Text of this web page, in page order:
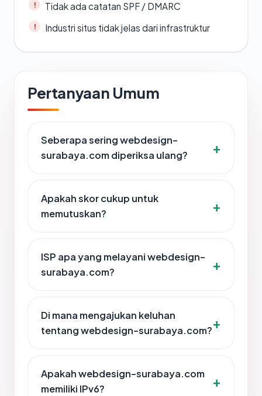
Tidak ada catatan SPF / DMARC
Industri situs tidak jelas dari infrastruktur
Pertanyaan Umum
Seberapa sering webdesign-
surabaya.com diperiksa ulang?
Apakah skor cukup untuk
memutuskan?
ISP apa yang melayani webdesign-
surabaya.com?
Di mana mengajukan keluhan
tentang webdesign-surabaya.com?
Apakah webdesign-surabaya.com
memiliki IPv6?